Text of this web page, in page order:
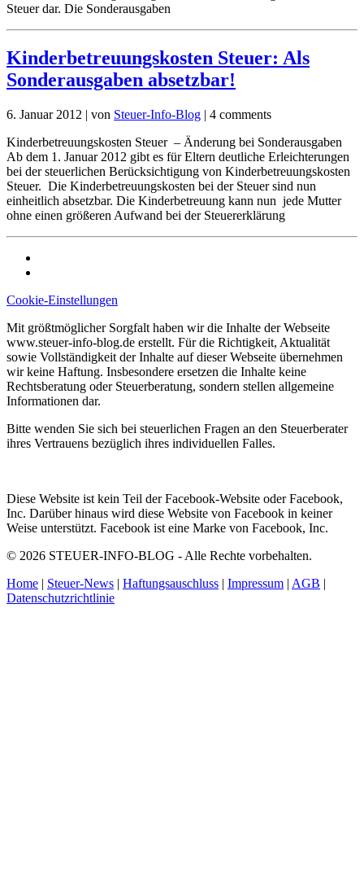
Steuer dar. Die Sonderausgaben
Kinderbetreuungskosten Steuer: Als
Sonderausgaben absetzbar!
6. Januar 2012 | von Steuer-Info-Blog | 4 comments
Kinderbetreuungskosten Steuer – Änderung bei Sonderausgaben
Ab dem 1. Januar 2012 gibt es für Eltern deutliche Erleichterungen
bei der steuerlichen Berücksichtigung von Kinderbetreuungskosten
Steuer. Die Kinderbetreuungskosten bei der Steuer sind nun
einheitlich absetzbar. Die Kinderbetreuung kann nun jede Mutter
ohne einen größeren Aufwand bei der Steuererklärung
Cookie-Einstellungen
Mit größtmöglicher Sorgfalt haben wir die Inhalte der Webseite
www.steuer-info-blog.de erstellt. Für die Richtigkeit, Aktualität
sowie Vollständigkeit der Inhalte auf dieser Webseite übernehmen
wir keine Haftung. Insbesondere ersetzen die Inhalte keine
Rechtsberatung oder Steuerberatung, sondern stellen allgemeine
Informationen dar.
Bitte wenden Sie sich bei steuerlichen Fragen an den Steuerberater
ihres Vertrauens bezüglich ihres individuellen Falles.
Diese Website ist kein Teil der Facebook-Website oder Facebook,
Inc. Darüber hinaus wird diese Website von Facebook in keiner
Weise unterstützt. Facebook ist eine Marke von Facebook, Inc.
© 2026 STEUER-INFO-BLOG - Alle Rechte vorbehalten.
Home | Steuer-News | Haftungsauschluss | Impressum | AGB |
Datenschutzrichtlinie